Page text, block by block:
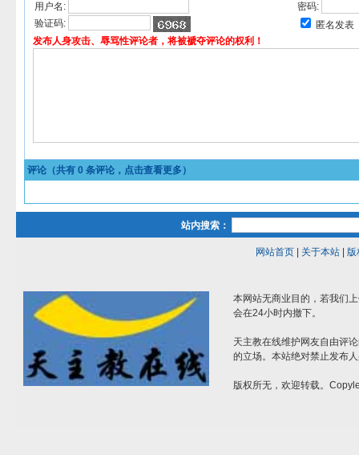
用户名:
密码:
验证码:
匿名发表
发布人身攻击、辱骂性评论者，将被褫夺评论的权利！
评论（共有 0 条评论，点击查看更多）
站内搜索：
网站首页| 关于本站| 版
本网站无商业目的，若我们
会在24小时内撤下。
天主教在线维护网友自由评
的立场。本站绝对禁止发布
版权所无，欢迎转载。